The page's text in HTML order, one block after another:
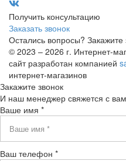
Получить консультацию
Заказать звонок
Остались вопросы?
© 2023 – 2026 г. Интернет-
сайт разработан компанией
интернет-магазинов
Закажите звонок
И наш менеджер свяжется с
Ваше имя *
Ваш телефон *